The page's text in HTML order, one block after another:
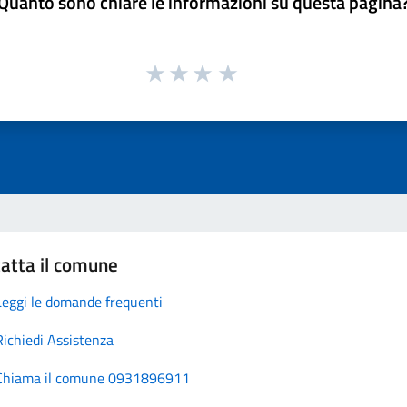
il comune
le domande frequenti
Assistenza
il comune 0931896911